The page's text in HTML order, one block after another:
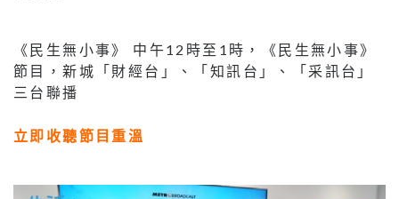
《民生無小事》 中午12時至1時，《民生無小事》
節目，新城「財經台」、「知訊台」、「采訊台」
三台聯播
立即收聽節目重溫